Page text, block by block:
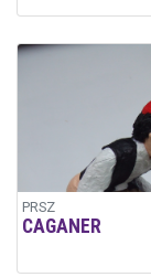
PRSZ
CAGANER